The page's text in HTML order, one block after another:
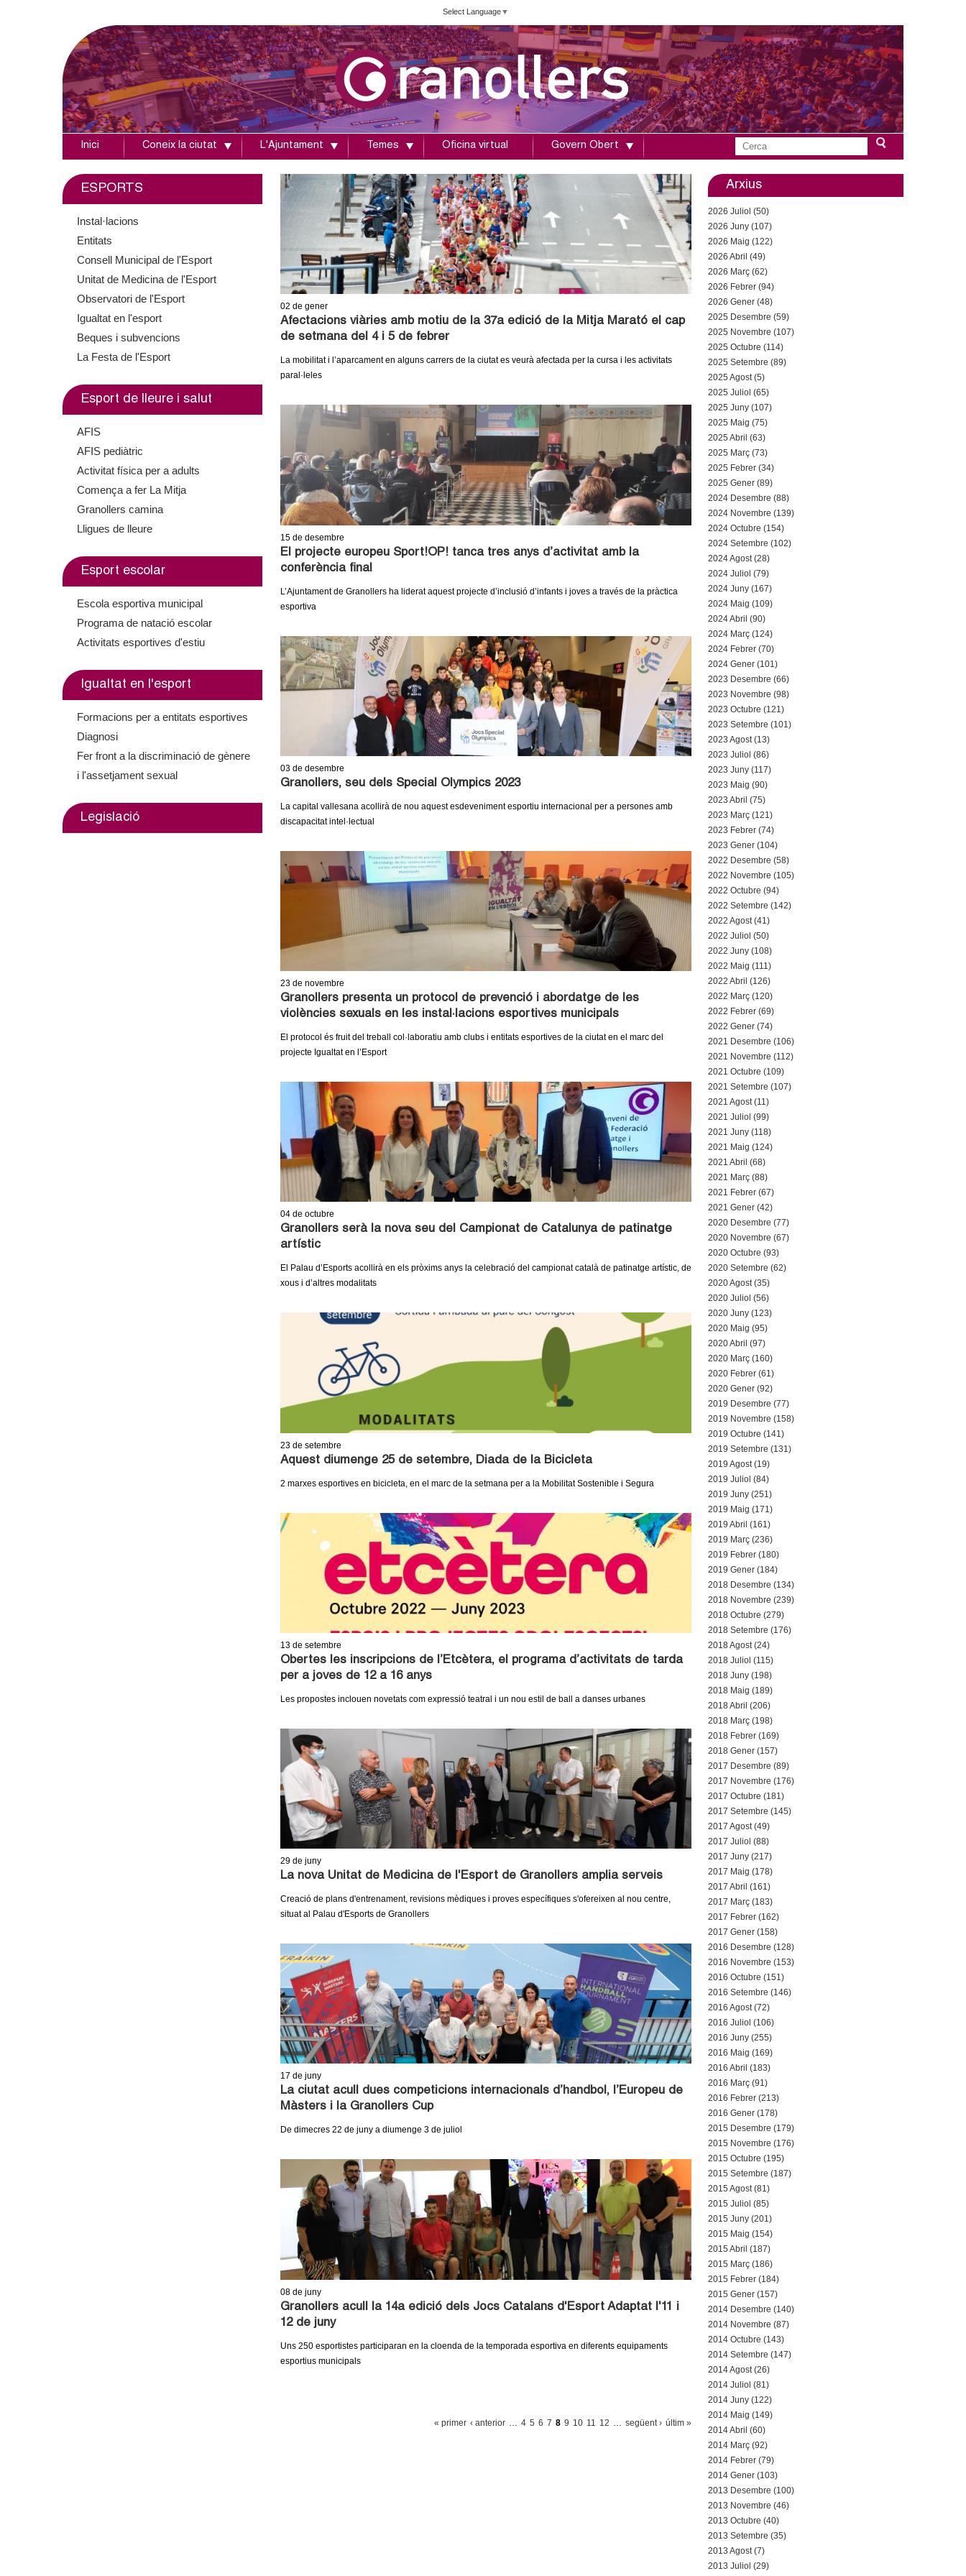
Vés
al
contingut
Select Language▼
j
n
a
l
Inici Coneix la ciutat L'Ajuntament Temes Oficina virtual Govern Obert
F
o
r
m
u
l
a
r
i
d
e
c
e
r
c
a
e
c
a
Arxius
2026 Juliol (50)
2026 Juny (107)
2026 Maig (122)
2026 Abril (49)
2026 Març (62)
2026 Febrer (94)
2026 Gener (48)
2025 Desembre (59)
2025 Novembre (107)
2025 Octubre (114)
2025 Setembre (89)
2025 Agost (5)
2025 Juliol (65)
2025 Juny (107)
2025 Maig (75)
2025 Abril (63)
2025 Març (73)
2025 Febrer (34)
2025 Gener (89)
2024 Desembre (88)
2024 Novembre (139)
2024 Octubre (154)
2024 Setembre (102)
2024 Agost (28)
2024 Juliol (79)
2024 Juny (167)
2024 Maig (109)
2024 Abril (90)
2024 Març (124)
2024 Febrer (70)
2024 Gener (101)
2023 Desembre (66)
2023 Novembre (98)
2023 Octubre (121)
2023 Setembre (101)
2023 Agost (13)
2023 Juliol (86)
2023 Juny (117)
2023 Maig (90)
2023 Abril (75)
2023 Març (121)
2023 Febrer (74)
2023 Gener (104)
2022 Desembre (58)
2022 Novembre (105)
2022 Octubre (94)
2022 Setembre (142)
2022 Agost (41)
2022 Juliol (50)
2022 Juny (108)
2022 Maig (111)
2022 Abril (126)
2022 Març (120)
2022 Febrer (69)
2022 Gener (74)
2021 Desembre (106)
2021 Novembre (112)
2021 Octubre (109)
2021 Setembre (107)
2021 Agost (11)
2021 Juliol (99)
2021 Juny (118)
2021 Maig (124)
2021 Abril (68)
2021 Març (88)
2021 Febrer (67)
2021 Gener (42)
2020 Desembre (77)
2020 Novembre (67)
2020 Octubre (93)
2020 Setembre (62)
2020 Agost (35)
2020 Juliol (56)
2020 Juny (123)
2020 Maig (95)
2020 Abril (97)
2020 Març (160)
2020 Febrer (61)
2020 Gener (92)
2019 Desembre (77)
2019 Novembre (158)
2019 Octubre (141)
2019 Setembre (131)
2019 Agost (19)
2019 Juliol (84)
2019 Juny (251)
2019 Maig (171)
2019 Abril (161)
2019 Març (236)
2019 Febrer (180)
2019 Gener (184)
2018 Desembre (134)
2018 Novembre (239)
2018 Octubre (279)
2018 Setembre (176)
2018 Agost (24)
2018 Juliol (115)
2018 Juny (198)
2018 Maig (189)
2018 Abril (206)
2018 Març (198)
2018 Febrer (169)
2018 Gener (157)
2017 Desembre (89)
2017 Novembre (176)
2017 Octubre (181)
2017 Setembre (145)
2017 Agost (49)
2017 Juliol (88)
2017 Juny (217)
2017 Maig (178)
2017 Abril (161)
2017 Març (183)
2017 Febrer (162)
2017 Gener (158)
2016 Desembre (128)
2016 Novembre (153)
2016 Octubre (151)
2016 Setembre (146)
2016 Agost (72)
2016 Juliol (106)
2016 Juny (255)
2016 Maig (169)
2016 Abril (183)
2016 Març (91)
2016 Febrer (213)
2016 Gener (178)
2015 Desembre (179)
2015 Novembre (176)
2015 Octubre (195)
2015 Setembre (187)
2015 Agost (81)
2015 Juliol (85)
2015 Juny (201)
2015 Maig (154)
2015 Abril (187)
2015 Març (186)
2015 Febrer (184)
2015 Gener (157)
2014 Desembre (140)
2014 Novembre (87)
2014 Octubre (143)
2014 Setembre (147)
2014 Agost (26)
2014 Juliol (81)
2014 Juny (122)
2014 Maig (149)
2014 Abril (60)
2014 Març (92)
2014 Febrer (79)
2014 Gener (103)
2013 Desembre (100)
2013 Novembre (46)
2013 Octubre (40)
2013 Setembre (35)
2013 Agost (7)
2013 Juliol (29)
02 de gener
Afectacions viàries amb motiu de la 37a edició de la Mitja Marató el cap
de setmana del 4 i 5 de febrer
La mobilitat i l’aparcament en alguns carrers de la ciutat es veurà afectada per la cursa i les activitats
paral·leles
15 de desembre
El projecte europeu Sport!OP! tanca tres anys d’activitat amb la
conferència final
L’Ajuntament de Granollers ha liderat aquest projecte d’inclusió d’infants i joves a través de la pràctica
esportiva
03 de desembre
Granollers, seu dels Special Olympics 2023
La capital vallesana acollirà de nou aquest esdeveniment esportiu internacional per a persones amb
discapacitat intel·lectual
23 de novembre
Granollers presenta un protocol de prevenció i abordatge de les
violències sexuals en les instal·lacions esportives municipals
El protocol és fruit del treball col·laboratiu amb clubs i entitats esportives de la ciutat en el marc del
projecte Igualtat en l’Esport
04 de octubre
Granollers serà la nova seu del Campionat de Catalunya de patinatge
artístic
El Palau d’Esports acollirà en els pròxims anys la celebració del campionat català de patinatge artístic, de
xous i d’altres modalitats
23 de setembre
Aquest diumenge 25 de setembre, Diada de la Bicicleta
2 marxes esportives en bicicleta, en el marc de la setmana per a la Mobilitat Sostenible i Segura
13 de setembre
Obertes les inscripcions de l’Etcètera, el programa d’activitats de tarda
per a joves de 12 a 16 anys
Les propostes inclouen novetats com expressió teatral i un nou estil de ball a danses urbanes
29 de juny
La nova Unitat de Medicina de l'Esport de Granollers amplia serveis
Creació de plans d'entrenament, revisions mèdiques i proves específiques s'ofereixen al nou centre,
situat al Palau d'Esports de Granollers
17 de juny
La ciutat acull dues competicions internacionals d’handbol, l’Europeu de
Màsters i la Granollers Cup
De dimecres 22 de juny a diumenge 3 de juliol
08 de juny
Granollers acull la 14a edició dels Jocs Catalans d'Esport Adaptat l'11 i
12 de juny
Uns 250 esportistes participaran en la cloenda de la temporada esportiva en diferents equipaments
esportius municipals
« primer ‹ anterior 4 5 6 7 8 9 10 11 12 següent › últim »
ESPORTS
Instal·lacions
Entitats
Consell Municipal de l'Esport
Unitat de Medicina de l'Esport
Observatori de l'Esport
Igualtat en l'esport
Beques i subvencions
La Festa de l'Esport
Esport de lleure i salut
AFIS
AFIS pediàtric
Activitat física per a adults
Comença a fer La Mitja
Granollers camina
Lligues de lleure
Esport escolar
Escola esportiva municipal
Programa de natació escolar
Activitats esportives d'estiu
Igualtat en l'esport
Formacions per a entitats esportives
Diagnosi
Fer front a la discriminació de gènere
i l'assetjament sexual
Legislació